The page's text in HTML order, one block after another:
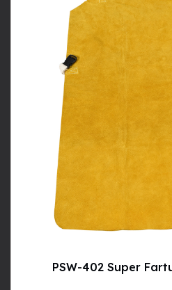
PSW-402 Super